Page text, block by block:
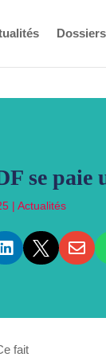
Dossiers
se
| Actualités
  
fait